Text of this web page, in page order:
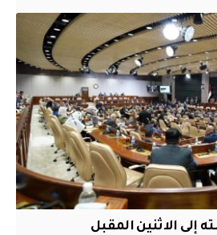
إلى الاثنين المقبل